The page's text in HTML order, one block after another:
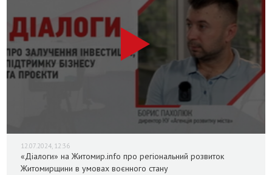
12.07.2024, 12:36
«Діалоги» на Житомир.info про регіональний розвиток
Житомирщини в умовах воєнного стану